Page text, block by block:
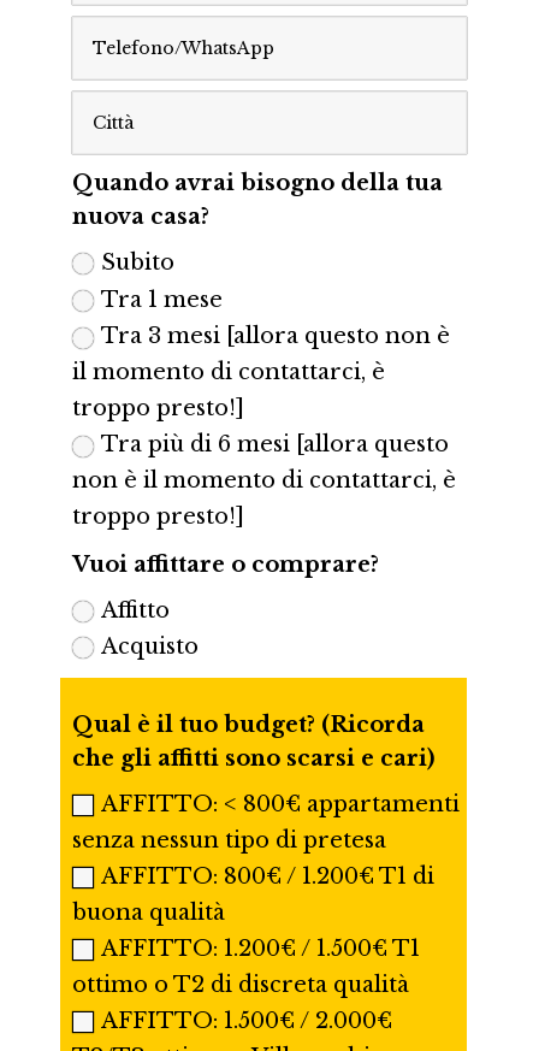
Quando avrai bisogno della tua
nuova casa?
Subito
Tra 1 mese
Tra 3 mesi [allora questo non è
il momento di contattarci, è
troppo presto!]
Tra più di 6 mesi [allora questo
non è il momento di contattarci, è
troppo presto!]
Vuoi affittare o comprare?
Affitto
Acquisto
Qual è il tuo budget? (Ricorda
che gli affitti sono scarsi e cari)
AFFITTO: < 800€ appartamenti
senza nessun tipo di pretesa
AFFITTO: 800€ / 1.200€ T1 di
buona qualità
AFFITTO: 1.200€ / 1.500€ T1
ottimo o T2 di discreta qualità
AFFITTO: 1.500€ / 2.000€